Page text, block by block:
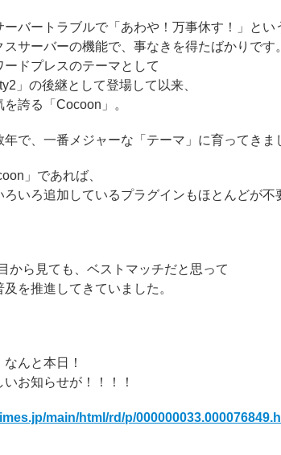
ーバートラブルで「あわや！万事休す！」とい
スサーバーの機能で、事なきを得たばかりです。
ードプレスのテーマとして
」の後継として登場して以来、
誇る「Cocoon」。
年で、一番メジャーな「テーマ」に育ってきま
」であれば、
ろいろ追加しているプラグインもほとんどが不
から見ても、ベストマッチだと思って
を推進してきていました。
んと本日！
いお知らせが！！！！
main/html/rd/p/